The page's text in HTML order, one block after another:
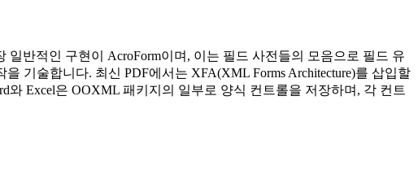
일반적인 구현이 AcroForm이며, 이는 필드 사전들의 모음으로 필드 유
을 기술합니다. 최신 PDF에서는 XFA(XML Forms Architecture)를 삽입할
Excel은 OOXML 패키지의 일부로 양식 컨트롤을 저장하며, 각 컨트